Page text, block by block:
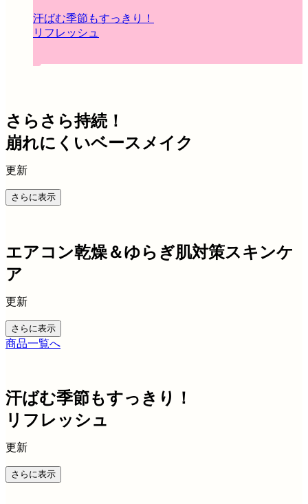
汗ばむ季節もすっきり！
リフレッシュ
さらさら持続！
崩れにくいベースメイク
更新
さらに表示
エアコン乾燥＆ゆらぎ肌対策スキンケ
ア
更新
さらに表示
商品一覧へ
汗ばむ季節もすっきり！
リフレッシュ
更新
さらに表示